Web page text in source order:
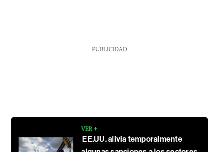
PUBLICIDAD
VER +
EE.UU. alivia temporalmente